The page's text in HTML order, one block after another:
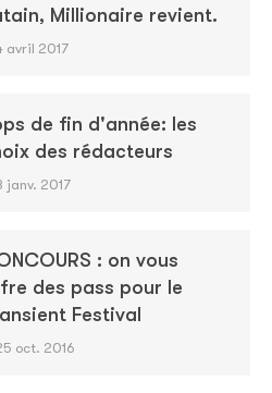
Millionaire revient.
avril 2017
de fin d'année: les
des rédacteurs
janv. 2017
: on vous
des pass pour le
Festival
oct. 2016